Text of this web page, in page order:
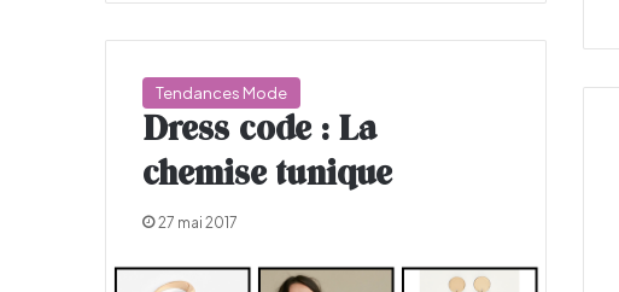
Tendances Mode
Dress code : La
chemise tunique
27 mai 2017